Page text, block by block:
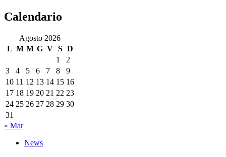
Calendario
Agosto 2026
L M M G V S D
1
2
3
4 5 6 7 8
9
10 11 12 13 14 15 16
17 18 19 20 21 22 23
24 25 26 27 28 29 30
31
« Mar
News